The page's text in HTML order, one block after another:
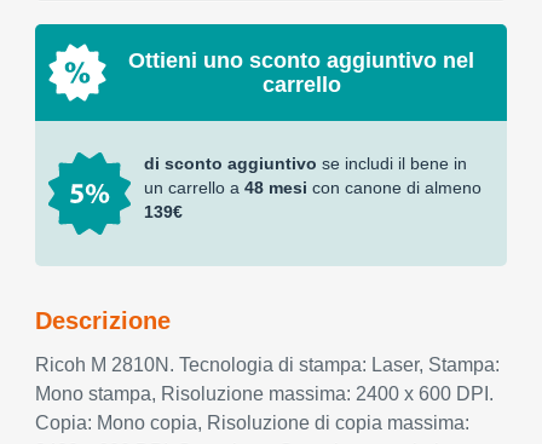
Ottieni uno sconto aggiuntivo nel
carrello
di sconto aggiuntivo se includi il bene in
un carrello a 48 mesi con canone di almeno
139€
Descrizione
Ricoh M 2810N. Tecnologia di stampa: Laser, Stampa:
Mono stampa, Risoluzione massima: 2400 x 600 DPI.
Copia: Mono copia, Risoluzione di copia massima: